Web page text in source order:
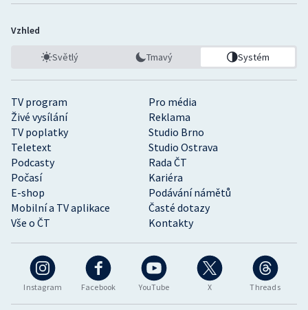
Instagram Facebook YouTube X Threads
TV program
Pro média
Živé vysílání
Reklama
TV poplatky
Studio Brno
Teletext
Studio Ostrava
Podcasty
Rada ČT
Počasí
Kariéra
E-shop
Podávání námětů
Mobilní a TV aplikace
Časté dotazy
Vše o ČT
Kontakty
Vzhled
Světlý Tmavý Systém